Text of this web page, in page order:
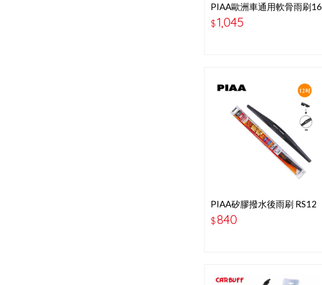
PIAA歐洲車通用軟骨雨刷16
吋-P97040B
$1,045
PIAA矽膠撥水後雨刷 RS12
＂ WSU30RS
$840